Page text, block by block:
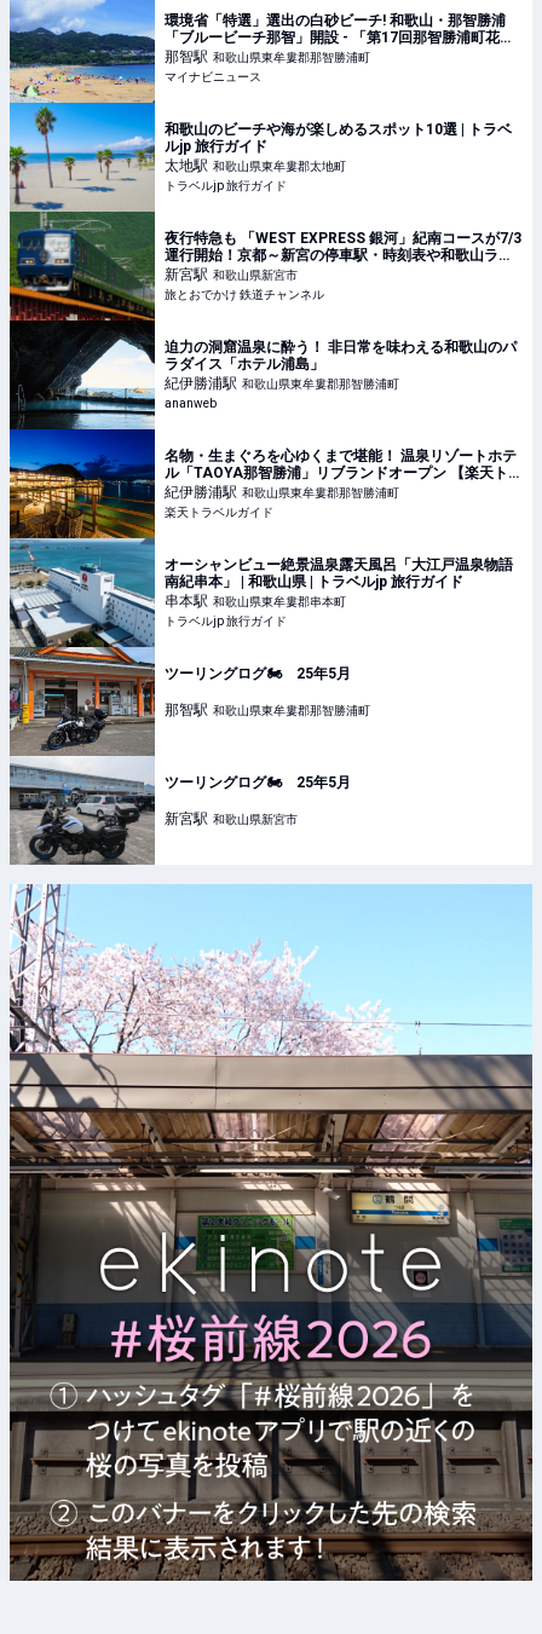
環境省「特選」選出の白砂ビーチ! 和歌山・那智勝浦
「ブルービーチ那智」開設 - 「第17回那智勝浦町花火
大会」も開催へ
那智駅 和歌山県東牟婁郡那智勝浦町
マイナビニュース
和歌山のビーチや海が楽しめるスポット10選 | トラベ
ルjp 旅行ガイド
太地駅 和歌山県東牟婁郡太地町
トラベルjp 旅行ガイド
夜行特急も 「WEST EXPRESS 銀河」紀南コースが7/3
運行開始！京都～新宮の停車駅・時刻表や和歌山ラー
メンなど “おもてなし”を紹介 2026年夏 | 旅とおでかけ
鉄道チャンネル
新宮駅 和歌山県新宮市
旅とおでかけ 鉄道チャンネル
迫力の洞窟温泉に酔う！ 非日常を味わえる和歌山のパ
ラダイス「ホテル浦島」
紀伊勝浦駅 和歌山県東牟婁郡那智勝浦町
ananweb
名物・生まぐろを心ゆくまで堪能！ 温泉リゾートホテ
ル「TAOYA那智勝浦」リブランドオープン 【楽天トラ
ベル】
紀伊勝浦駅 和歌山県東牟婁郡那智勝浦町
楽天トラベルガイド
オーシャンビュー絶景温泉露天風呂「大江戸温泉物語
南紀串本」 | 和歌山県 | トラベルjp 旅行ガイド
串本駅 和歌山県東牟婁郡串本町
トラベルjp 旅行ガイド
ツーリングログ🏍️ 25年5月
那智駅 和歌山県東牟婁郡那智勝浦町
ツーリングログ🏍️ 25年5月
新宮駅 和歌山県新宮市